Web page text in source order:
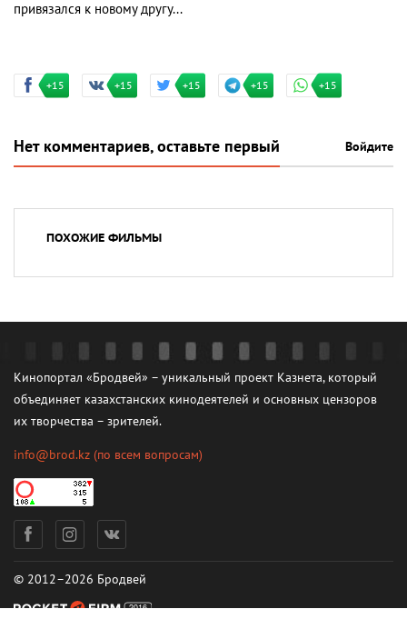
привязался к новому другу...
+15 +15 +15 +15 +15
Нет комментариев, оставьте первый Войдите
ПОХОЖИЕ ФИЛЬМЫ
Кинопортал «Бродвей» – уникальный проект Казнета, который
объединяет казахстанских кинодеятелей и основных цензоров
их творчества – зрителей.
info@brod.kz (по всем вопросам)
© 2012–2026 Бродвей